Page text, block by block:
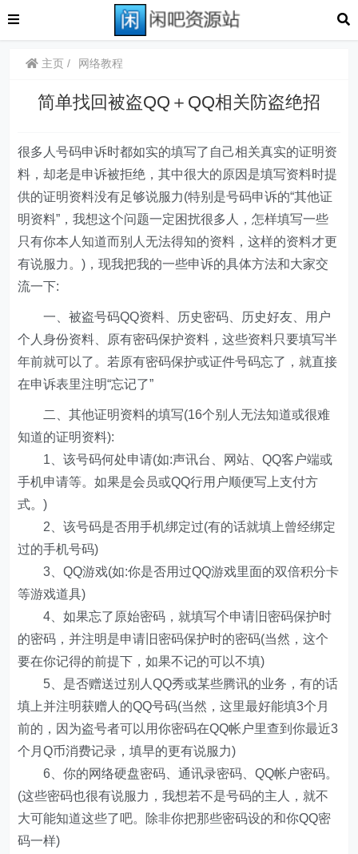
主页 网络教程
简单找回被盗QQ＋QQ相关防盗绝招
很多人号码申诉时都如实的填写了自己相关真实的证明资
料，却老是申诉被拒绝，其中很大的原因是填写资料时提
供的证明资料没有足够说服力(特别是号码申诉的“其他证
明资料”，我想这个问题一定困扰很多人，怎样填写一些
只有你本人知道而别人无法得知的资料，这样的资料才更
有说服力。)，现我把我的一些申诉的具体方法和大家交
流一下:
一、被盗号码QQ资料、历史密码、历史好友、用户
个人身份资料、原有密码保护资料，这些资料只要填写半
年前就可以了。若原有密码保护或证件号码忘了，就直接
在申诉表里注明“忘记了”
二、其他证明资料的填写(16个别人无法知道或很难
知道的证明资料):
1、该号码何处申请(如:声讯台、网站、QQ客户端或
手机申请等。如果是会员或QQ行用户顺便写上支付方
式。)
2、该号码是否用手机绑定过(有的话就填上曾经绑定
过的手机号码)
3、QQ游戏(如:你是否用过QQ游戏里面的双倍积分卡
等游戏道具)
4、如果忘了原始密码，就填写个申请旧密码保护时
的密码，并注明是申请旧密码保护时的密码(当然，这个
要在你记得的前提下，如果不记的可以不填)
5、是否赠送过别人QQ秀或某些腾讯的业务，有的话
填上并注明获赠人的QQ号码(当然，这里最好能填3个月
前的，因为盗号者可以用你密码在QQ帐户里查到你最近3
个月Q币消费记录，填早的更有说服力)
6、你的网络硬盘密码、通讯录密码、QQ帐户密码。
(这些密码也很有说服力，我想若不是号码的主人，就不
大可能知道这些了吧。除非你把那些密码设的和你QQ密
码一样)